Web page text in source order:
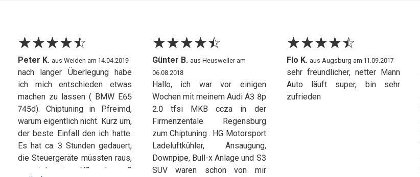
☆☆☆☆☆
★★★★★
Peter K. aus Weiden am 14.04.2019
nach langer Überlegung habe
ich mich entschieden etwas
machen zu lassen ( BMW E65
745d). Chiptuning in Pfreimd,
warum eigentlich nicht. Kurz um,
der beste Einfall den ich hatte.
Es hat ca. 3 Stunden gedauert,
die Steuergeräte müssten raus,
es ist ein V8 also 2
☆☆☆☆☆
★★★★★
Günter B. aus Heusweiler am
06.08.2018
Hallo, ich war vor einigen
Wochen mit meinem Audi A3 8p
2.0 tfsi MKB ccza in der
Firmenzentale Regensburg
zum Chiptuning . HG Motorsport
Ladeluftkühler, Ansaugung,
Downpipe, Bull-x Anlage und S3
SUV waren schon von mir
☆☆☆☆☆
★★★★★
Flo K. aus Augsburg am 11.09.2017
sehr freundlicher, netter Mann
Auto läuft super, bin sehr
zufrieden